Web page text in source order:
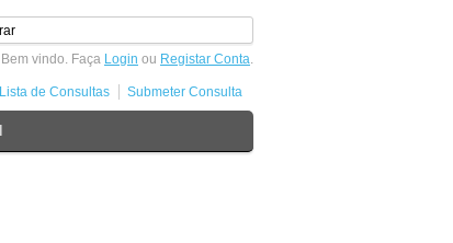
Bem vindo. Faça Login ou Registar Conta.
Lista de Consultas Submeter Consulta